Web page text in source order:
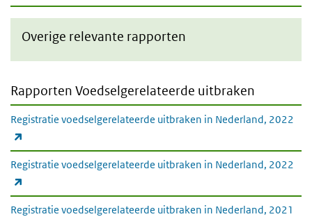
Overige relevante rapporten
Rapporten Voedselgerelateerde uitbraken
Registratie voedselgerelateerde uitbraken in Nederland, 2022
Registratie voedselgerelateerde uitbraken in Nederland, 2022
Registratie voedselgerelateerde uitbraken in Nederland, 2021